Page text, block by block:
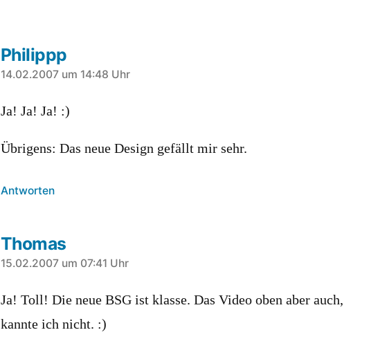
Philippp
sagt:
14.02.2007 um 14:48 Uhr
Ja! Ja! Ja! :)
Übrigens: Das neue Design gefällt mir sehr.
Antworten
Thomas
sagt:
15.02.2007 um 07:41 Uhr
Ja! Toll! Die neue BSG ist klasse. Das Video oben aber auch,
kannte ich nicht. :)